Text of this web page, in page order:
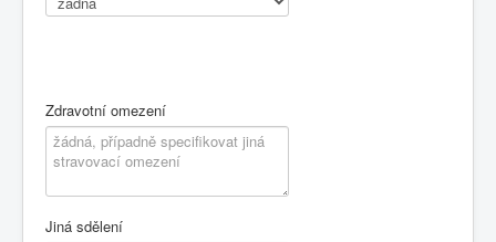
Zdravotní omezení
Jiná sdělení